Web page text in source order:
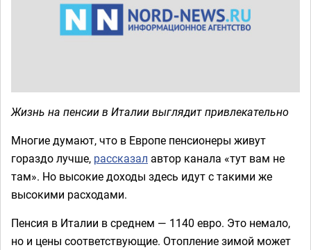
Жизнь на пенсии в Италии выглядит привлекательно
Многие думают, что в Европе пенсионеры живут
гораздо лучше, рассказал автор канала «тут вам не
там». Но высокие доходы здесь идут с такими же
высокими расходами.
Пенсия в Италии в среднем — 1140 евро. Это немало,
но и цены соответствующие. Отопление зимой может